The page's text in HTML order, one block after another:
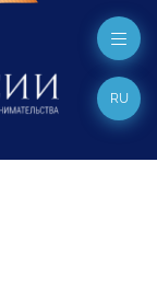
RU